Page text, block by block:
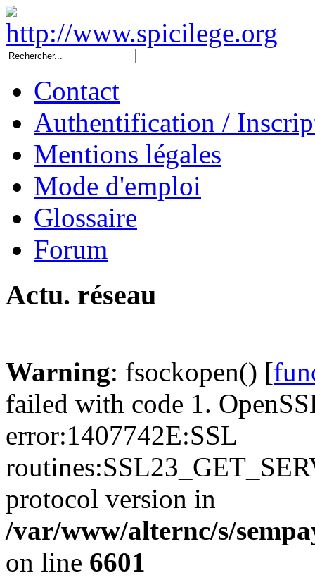
Contact
Authentification /
Mentions légales
Mode d'emploi
Glossaire
Forum
Actu. réseau
Warning: fsockopen() [
failed with code 1.
error:1407742E:SSL
protocol version in
/var/www/alternc/s/
on line 6601